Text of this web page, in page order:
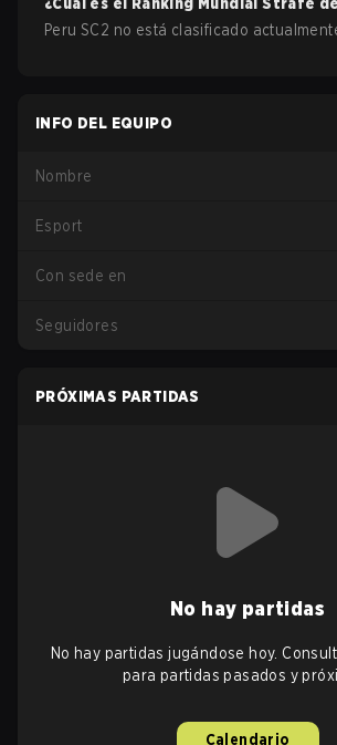
Peru SC2 no está clasificado
INFO DEL EQUIPO
Nombre
Esport
Con sede en
Seguidores
PRÓXIMAS PARTIDAS
No hay partidas
No hay partidas jugándose hoy.
para partidas pasados y
Calendario